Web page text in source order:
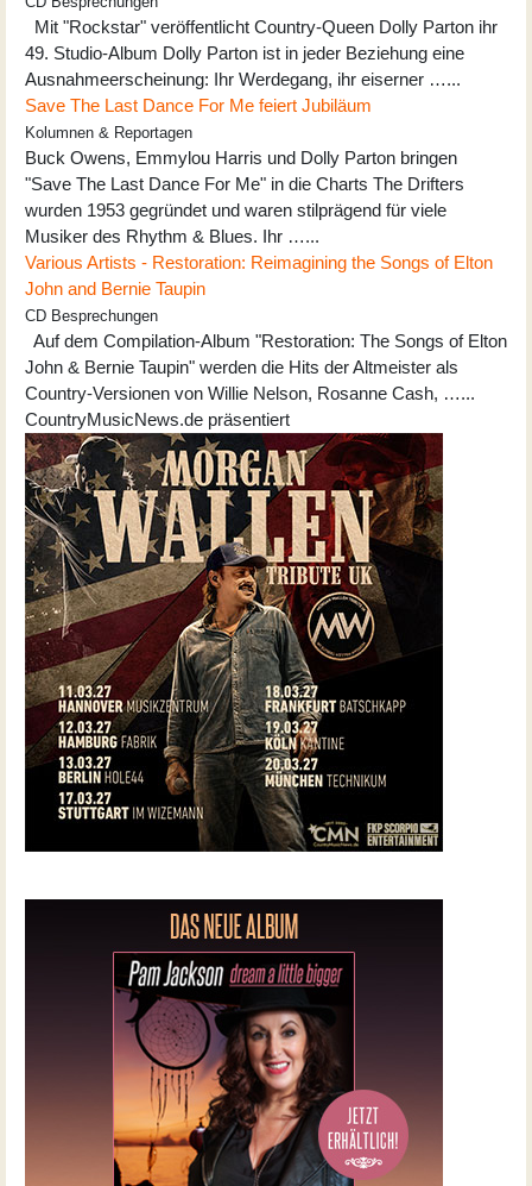
Mit "Rockstar" veröffentlicht Country-Queen Dolly Parton ihr
49. Studio-Album Dolly Parton ist in jeder Beziehung eine
Ausnahmeerscheinung: Ihr Werdegang, ihr eiserner …...
Save The Last Dance For Me feiert Jubiläum
Kolumnen & Reportagen
Buck Owens, Emmylou Harris und Dolly Parton bringen
"Save The Last Dance For Me" in die Charts The Drifters
wurden 1953 gegründet und waren stilprägend für viele
Musiker des Rhythm & Blues. Ihr …...
Various Artists - Restoration: Reimagining the Songs of Elton
John and Bernie Taupin
CD Besprechungen
Auf dem Compilation-Album "Restoration: The Songs of Elton
John & Bernie Taupin" werden die Hits der Altmeister als
Country-Versionen von Willie Nelson, Rosanne Cash, …...
CountryMusicNews.de präsentiert